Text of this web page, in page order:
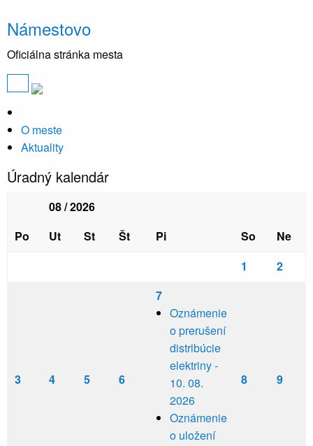
Námestovo
Oficiálna stránka mesta
O meste
Aktuality
Úradný kalendár
08 / 2026
Po
Ut St Št Pi So
Ne
1
2
3 4 5 6
7
Oznámenie
o prerušení
distribúcie
elektriny -
10. 08.
2026
Oznámenie
o uložení
8 9